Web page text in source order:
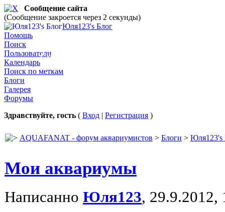
Сообщение сайта
(Сообщение закроется через 2 секунды)
Субтракт AQUAEL AQUA GRUNT
Юля123's Блог
Помощь
Поиск
Пользователи
Календарь
Поиск по меткам
Блоги
Галерея
Форумы
Здравствуйте, гость ( Вход | Регистрация )
AQUAFANAT - форум аквариумистов > Блоги > Юля123's
Мои аквариумы
Написанно Юля123, 29.9.2012,